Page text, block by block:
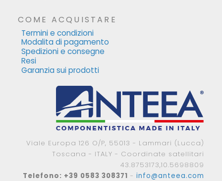
COME ACQUISTARE
Termini e condizioni
Modalita di pagamento
Spedizioni e consegne
Resi
Garanzia sui prodotti
Viale Europa 126 O/P, 55013 - Lammari (Lucca)
Toscana - ITALY - Coordinate satellitari
43.8753173,10.5698809
Telefono: +39 0583 308371 -info@anteea.com